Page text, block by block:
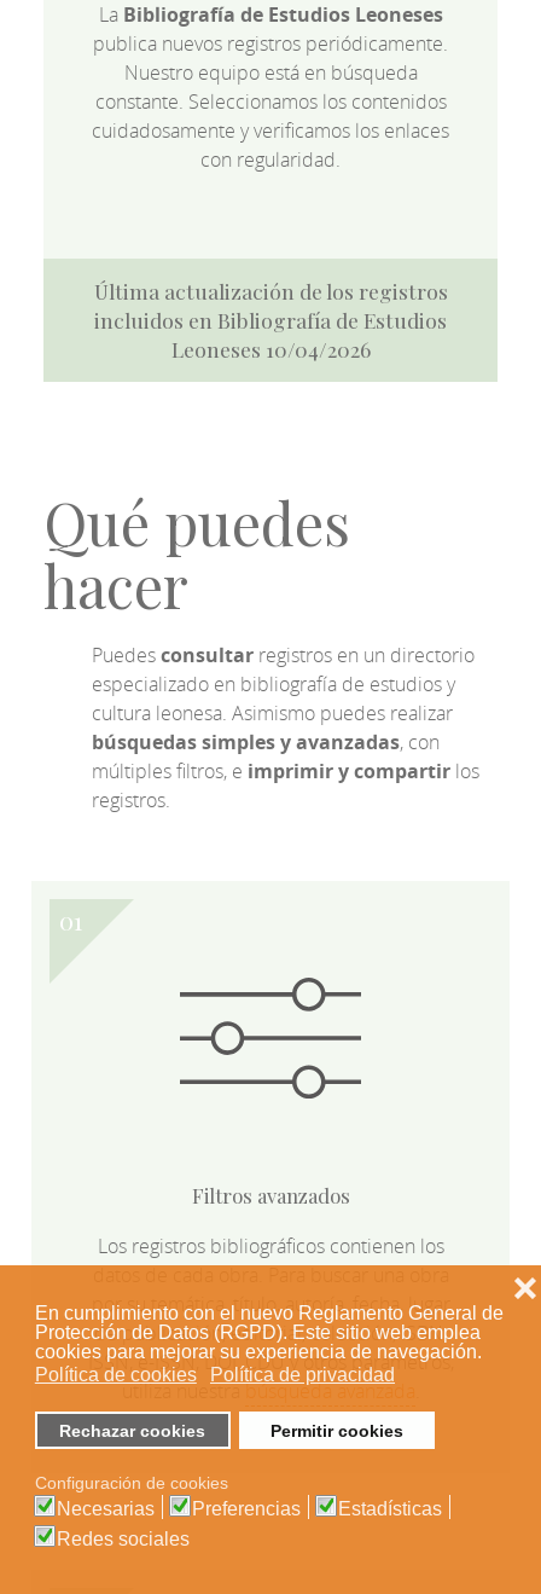
En cumplimiento con el nuevo Reglamento General de
Protección de Datos (RGPD). Este sitio web emplea
cookies para mejorar su experiencia de navegación.
Política de cookies
Política de privacidad
Rechazar cookies Permitir cookies
❌
Configuración de cookies
Necesarias Preferencias
Estadísticas
Redes sociales
La Bibliografía de Estudios Leoneses
publica nuevos registros periódicamente.
Nuestro equipo está en búsqueda
constante. Seleccionamos los contenidos
cuidadosamente y verificamos los enlaces
con regularidad.
Última actualización de los registros
incluidos en Bibliografía de Estudios
Leoneses 10/04/2026
Qué puedes
hacer
Puedesconsultar registros en un directorio
especializado en bibliografía de estudios y
cultura leonesa. Asimismo puedes realizar
búsquedas simples y avanzadas, con
múltiples filtros, e imprimir y compartir los
registros.
Filtros avanzados
Los registros bibliográficos contienen los
por su temática, título, autoría, fecha, lugar
de publicación, editorial, colección, ISBN,
ISSN, e-ISSN, DOI, CDU y otros parámetros,
utiliza nuestrabúsqueda avanzada